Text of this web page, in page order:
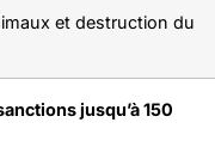
et destruction du
jusqu’à 150